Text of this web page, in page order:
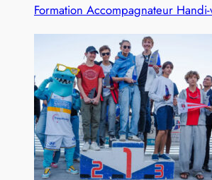
Formation Accompagnateur